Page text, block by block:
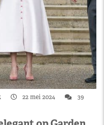
22 mei 2024
39